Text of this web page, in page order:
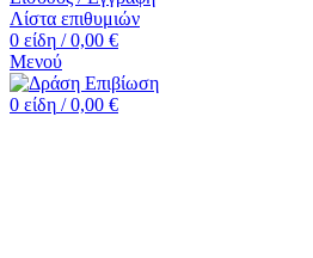
Λίστα επιθυμιών
0 είδη / 0,00 €
Μενού
0 είδη / 0,00 €